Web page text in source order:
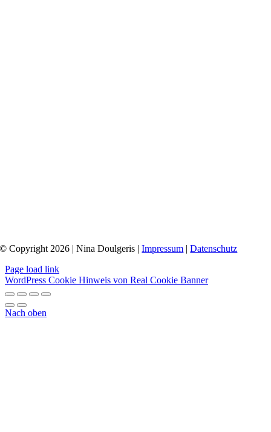
© Copyright 2026 | Nina Doulgeris |Impressum |Datenschutz
Page load link
WordPress Cookie Hinweis von Real Cookie Banner
Nach oben